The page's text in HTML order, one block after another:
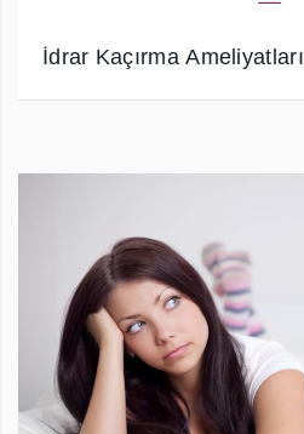
İdrar Kaçırma Ameliyatları